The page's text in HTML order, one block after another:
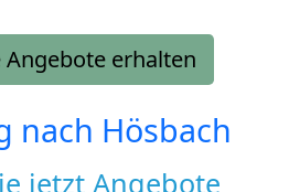
Angebote erhalten
nach Hösbach
jetzt Angebote